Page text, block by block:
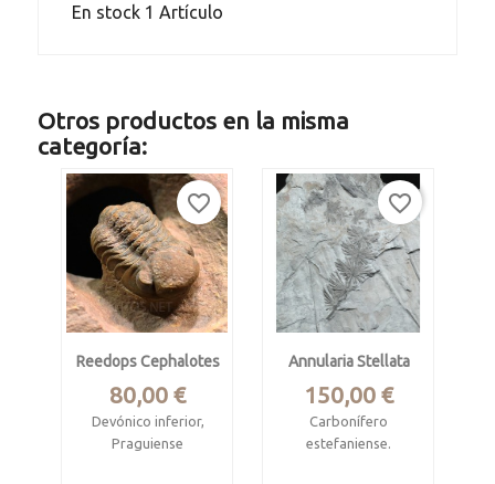
En stock 1 Artículo
Otros productos en la misma
categoría:
Reedops Cephalotes
Precio
80,00 €
Devónico inferior,
Praguiense
favorite_border
Annularia Stellata
Precio
150,00 €
Carbonífero
estefaniense.
favorite_border